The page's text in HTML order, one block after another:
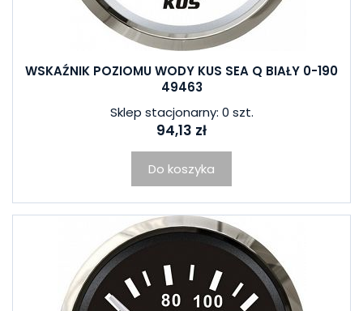
WSKAŹNIK POZIOMU WODY KUS SEA Q BIAŁY 0-190
49463
Sklep stacjonarny: 0 szt.
94,13 zł
Do koszyka